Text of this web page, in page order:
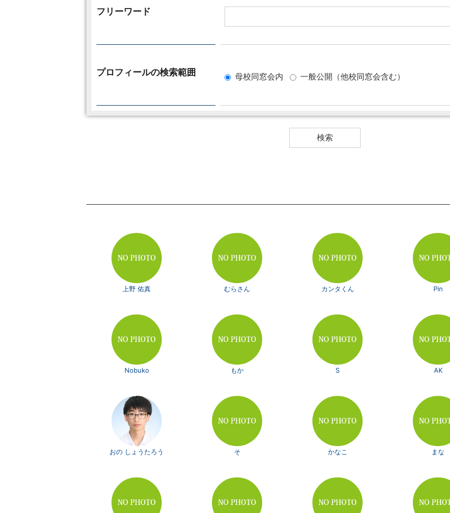
フリーワード
プロフィールの検索範囲 母校同窓会内 一般公開（他校同窓会含む）
上野 佑真 むらさん カンタくん Pin
Nobuko もか S AK
おの しょうたろう そ かなこ まな